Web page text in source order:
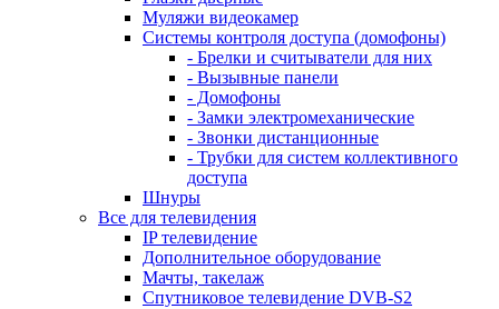
Муляжи видеокамер
Системы контроля доступа (домофоны)
- Брелки и считыватели для них
- Вызывные панели
- Домофоны
- Замки электромеханические
- Звонки дистанционные
- Трубки для систем коллективного
доступа
Шнуры
Все для телевидения
IP телевидение
Дополнительное оборудование
Мачты, такелаж
Спутниковое телевидение DVB-S2